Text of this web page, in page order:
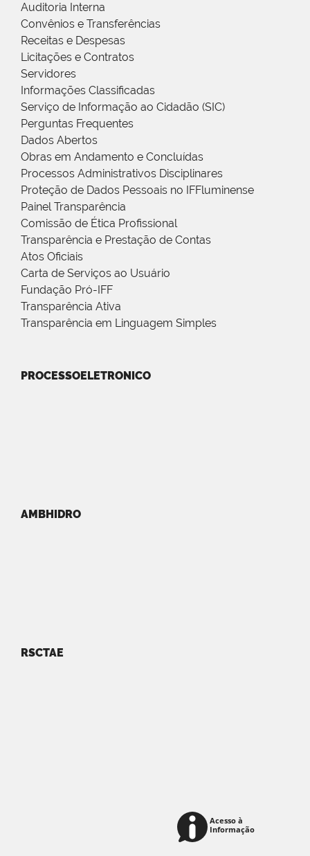
Auditoria Interna
Convênios e Transferências
Receitas e Despesas
Licitações e Contratos
Servidores
Informações Classificadas
Serviço de Informação ao Cidadão (SIC)
Perguntas Frequentes
Dados Abertos
Obras em Andamento e Concluídas
Processos Administrativos Disciplinares
Proteção de Dados Pessoais no IFFluminense
Painel Transparência
Comissão de Ética Profissional
Transparência e Prestação de Contas
Atos Oficiais
Carta de Serviços ao Usuário
Fundação Pró-IFF
Transparência Ativa
Transparência em Linguagem Simples
PROCESSOELETRONICO
AMBHIDRO
RSCTAE